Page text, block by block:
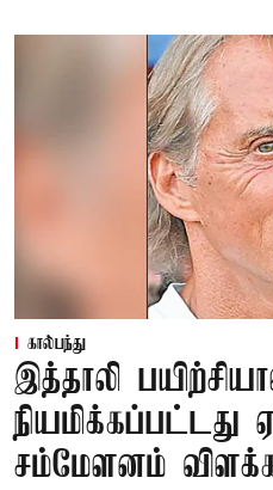
கால்பந்து
இத்தாலி
நியமிக்கப்பட்டது
சம்மேளனம்